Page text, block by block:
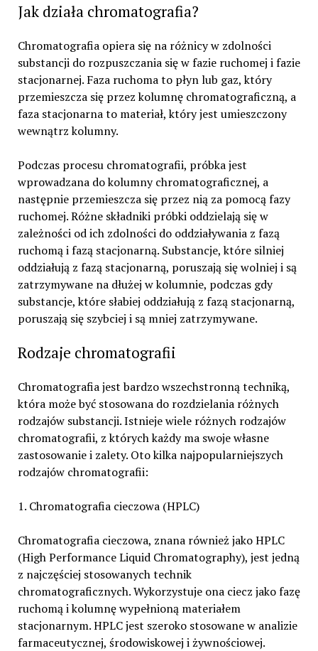
Jak działa chromatografia?
Chromatografia opiera się na różnicy w zdolności
substancji do rozpuszczania się w fazie ruchomej i fazie
stacjonarnej. Faza ruchoma to płyn lub gaz, który
przemieszcza się przez kolumnę chromatograficzną, a
faza stacjonarna to materiał, który jest umieszczony
wewnątrz kolumny.
Podczas procesu chromatografii, próbka jest
wprowadzana do kolumny chromatograficznej, a
następnie przemieszcza się przez nią za pomocą fazy
ruchomej. Różne składniki próbki oddzielają się w
zależności od ich zdolności do oddziaływania z fazą
ruchomą i fazą stacjonarną. Substancje, które silniej
oddziałują z fazą stacjonarną, poruszają się wolniej i są
zatrzymywane na dłużej w kolumnie, podczas gdy
substancje, które słabiej oddziałują z fazą stacjonarną,
poruszają się szybciej i są mniej zatrzymywane.
Rodzaje chromatografii
Chromatografia jest bardzo wszechstronną techniką,
która może być stosowana do rozdzielania różnych
rodzajów substancji. Istnieje wiele różnych rodzajów
chromatografii, z których każdy ma swoje własne
zastosowanie i zalety. Oto kilka najpopularniejszych
rodzajów chromatografii:
1. Chromatografia cieczowa (HPLC)
Chromatografia cieczowa, znana również jako HPLC
(High Performance Liquid Chromatography), jest jedną
z najczęściej stosowanych technik
chromatograficznych. Wykorzystuje ona ciecz jako fazę
ruchomą i kolumnę wypełnioną materiałem
stacjonarnym. HPLC jest szeroko stosowane w analizie
farmaceutycznej, środowiskowej i żywnościowej.